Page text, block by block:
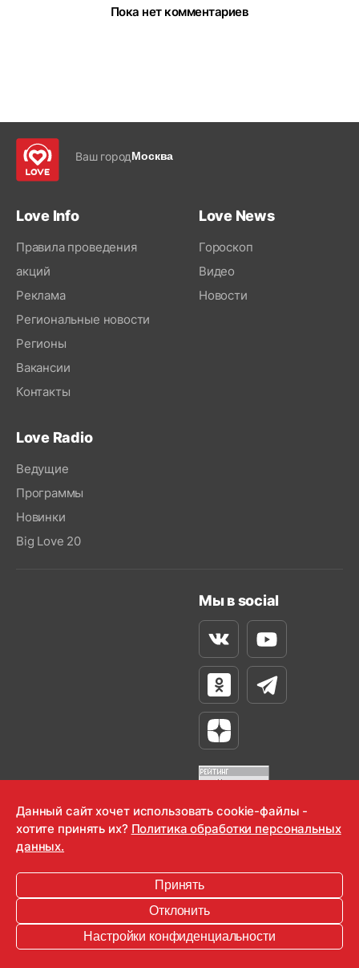
Пока нет комментариев
Ваш городМосква
Love Info
Правила проведения
акций
Реклама
Региональные новости
Регионы
Вакансии
Контакты
Love News
Гороскоп
Видео
Новости
Love Radio
Ведущие
Программы
Новинки
Big Love 20
Мы в social
ВконтактеYoutube
Одноклассники
Телеграм
Яндекс Дзен
OOO "Радио-Любовь" 2000-2026
Информация для правообладателей
Данный сайт хочет использовать cookie-файлы -
хотите принять их? Политика обработки персональных
данных.
Принять
Отклонить
Настройки конфиденциальности